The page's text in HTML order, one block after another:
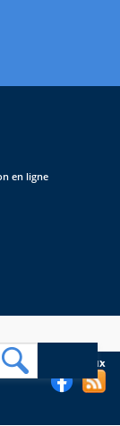
en ligne
réseaux sociaux